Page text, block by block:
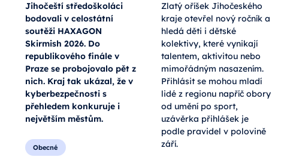
Jihočeští středoškoláci
bodovali v celostátní
soutěži HAXAGON
Skirmish 2026. Do
republikového finále v
Praze se probojovalo pět z
nich. Kraj tak ukázal, že v
kyberbezpečnosti s
přehledem konkuruje i
největším městům.
Obecné
Zlatý oříšek Jihočeského
kraje otevřel nový ročník a
hledá děti i dětské
kolektivy, které vynikají
talentem, aktivitou nebo
mimořádným nasazením.
Přihlásit se mohou mladí
lidé z regionu napříč obory
od umění po sport,
uzávěrka přihlášek je
podle pravidel v polovině
září.